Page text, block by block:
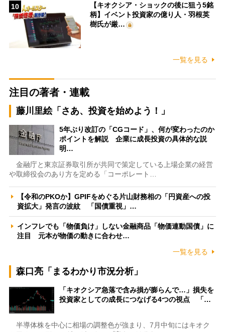
10
【キオクシア・ショックの後に狙う5銘
柄】イベント投資家の億り人・羽根英
樹氏が厳…
一覧を見る
注目の著者・連載
藤川里絵「さあ、投資を始めよう！」
5年ぶり改訂の「CGコード」、何が変わったのか
ポイントを解説 企業に成長投資の具体的な説
明…
金融庁と東京証券取引所が共同で策定している上場企業の経営
や取締役会のあり方を定める「コーポレート…
【令和のPKOか】GPIFをめぐる片山財務相の「円資産への投
資拡大」発言の波紋 「国債重視」…
インフレでも「物価負け」しない金融商品「物価連動国債」に
注目 元本が物価の動きに合わせ…
一覧を見る
森口亮「まるわかり市況分析」
「キオクシア急落で含み損が膨らんで…」損失を
投資家としての成長につなげる4つの視点 「…
半導体株を中心に相場の調整色が強まり、7月中旬にはキオク